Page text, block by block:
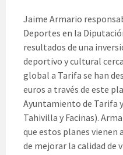
Jaime Armario
Deportes en la
resultados de una
deportivo y cultural
global a Tarifa se han
euros a través de este
Ayuntamiento de Tarifa y
Tahivilla y Facinas).
que estos planes vienen
de mejorar la calidad de